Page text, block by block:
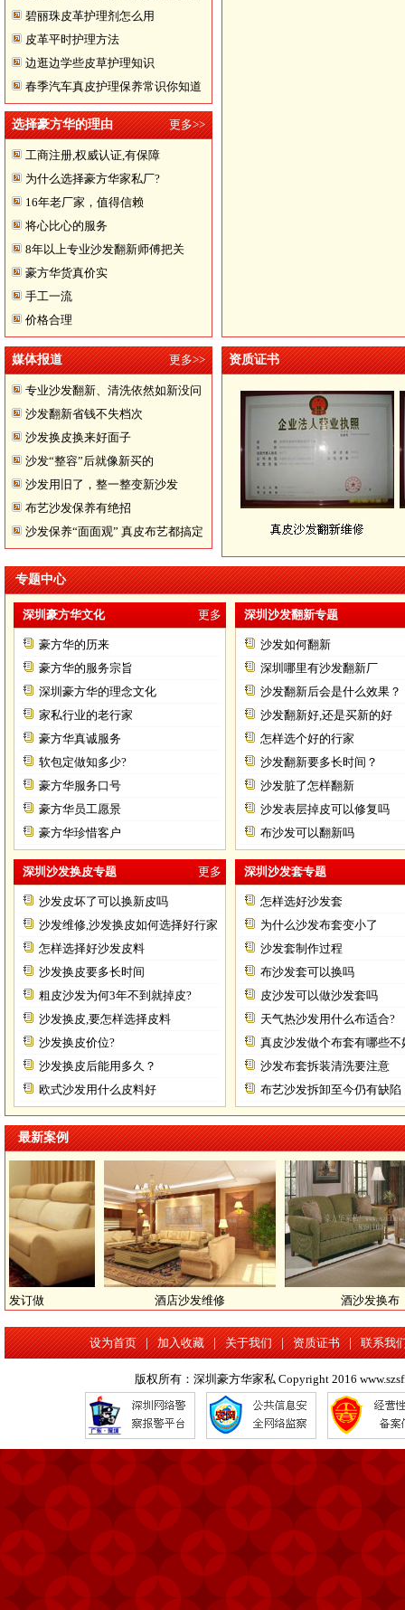
翻皮皮鞋
碧丽珠皮革护理剂怎么用
皮革平时护理方法
边逛边学些皮草护理知识
春季汽车真皮护理保养常识你知道
多少
选择豪方华的理由 更多>>
工商注册,权威认证,有保障
为什么选择豪方华家私厂?
16年老厂家，值得信赖
将心比心的服务
8年以上专业沙发翻新师傅把关
豪方华货真价实
手工一流
价格合理
媒体报道 更多>>
专业沙发翻新、清洗依然如新没问
题
沙发翻新省钱不失档次
沙发换皮换来好面子
沙发“整容”后就像新买的
沙发用旧了，整一整变新沙发
布艺沙发保养有绝招
沙发保养“面面观” 真皮布艺都搞定
资质证书
专题中心
深圳豪方华文化 更多
豪方华的历来
豪方华的服务宗旨
深圳豪方华的理念文化
家私行业的老行家
豪方华真诚服务
软包定做知多少?
豪方华服务口号
豪方华员工愿景
豪方华珍惜客户
深圳沙发翻新专题
沙发如何翻新
深圳哪里有沙发翻新厂
沙发翻新后会是什么效果？
沙发翻新好,还是买新的好
怎样选个好的行家
沙发翻新要多长时间？
沙发脏了怎样翻新
沙发表层掉皮可以修复吗
布沙发可以翻新吗
深圳沙发换皮专题 更多
沙发皮坏了可以换新皮吗
沙发维修,沙发换皮如何选择好行家
怎样选择好沙发皮料
沙发换皮要多长时间
粗皮沙发为何3年不到就掉皮?
沙发换皮,要怎样选择皮料
沙发换皮价位?
沙发换皮后能用多久？
欧式沙发用什么皮料好
深圳沙发套专题
怎样选好沙发套
为什么沙发布套变小了
沙发套制作过程
布沙发套可以换吗
皮沙发可以做沙发套吗
天气热沙发用什么布适合?
真皮沙发做个布套有哪些不
沙发布套拆装清洗要注意
布艺沙发拆卸至今仍有缺陷
最新案例
设为首页 | 加入收藏 | 关于我们 | 资质证书 | 联系我
版权所有：深圳豪方华家私 Copyright 2016